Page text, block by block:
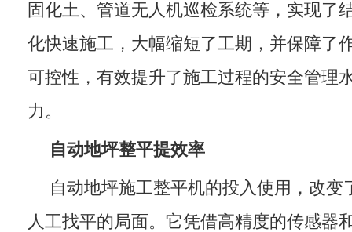
固化土、管道无人机巡检系统等，实现了
化快速施工，大幅缩短了工期，并保障了
可控性，有效提升了施工过程的安全管理
力。
自动地坪整平提效率
自动地坪施工整平机的投入使用，改变
人工找平的局面。它凭借高精度的传感器